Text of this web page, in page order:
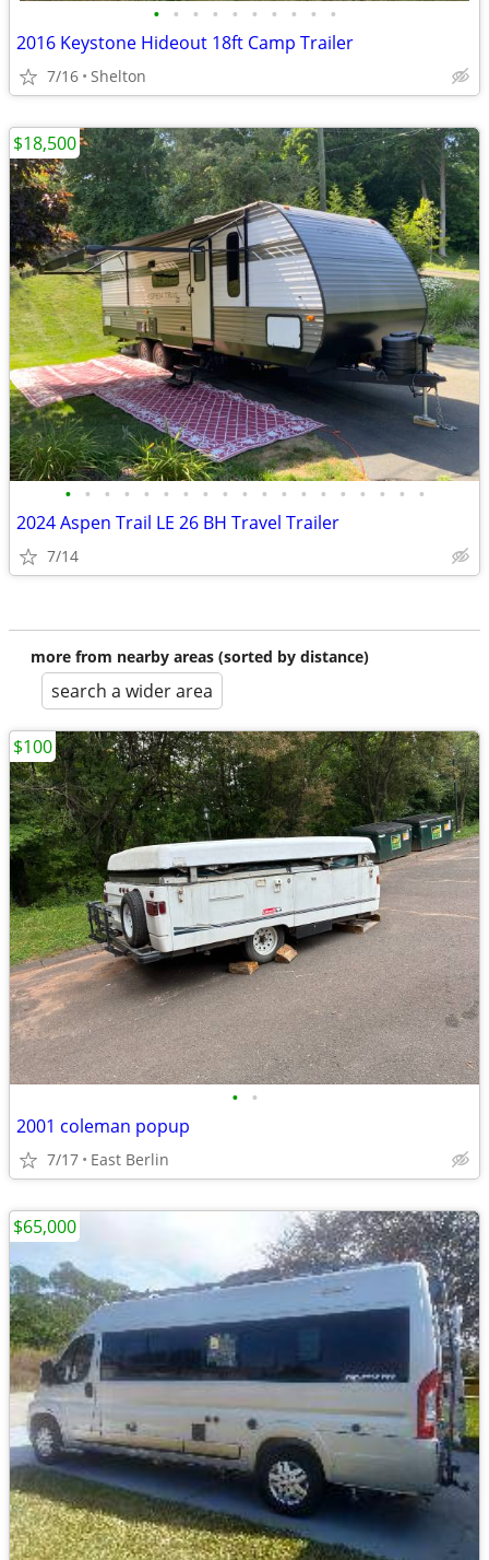
• • • • • • • • • •
2016 Keystone Hideout 18ft Camp Trailer
7/16 Shelton
• • • • • • • • • • • • • • • • • • •
2024 Aspen Trail LE 26 BH Travel Trailer
7/14
$18,500
more from nearby areas (sorted by distance)
search a wider area
• •
2001 coleman popup
7/17 East Berlin
$100
$65,000